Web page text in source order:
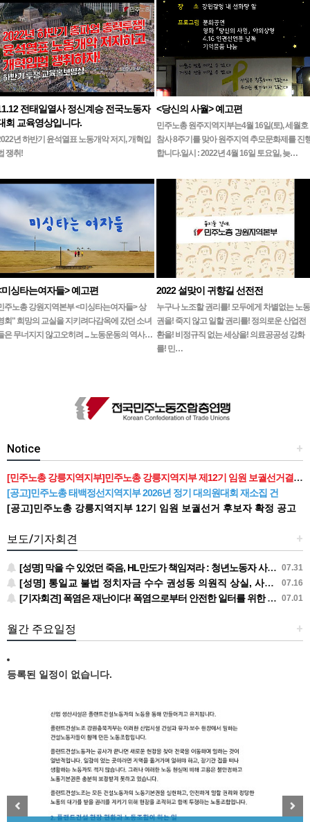
전태일열사 정신계승 전국노동자
회 교육영상입니다.
년 하반기 윤석열표 노동개악 저지, 개혁입
쟁취!
<당신의 사월> 예고편
민주노총 원주지역지부는4월 16일(토), 세월호
참사 8주기를 맞아 원주지역 추모문화제를 진
합니다.일시 : 2022년 4월 16일 토요일, 늦…
미싱타는여자들> 예고편
주노총 강원지역본부 <미싱타는여자들> 상
회" 희망의 교실을 지키려다감옥에 갔던 소녀
은 무너지지 않고오히려 ... 노동운동의 역사…
2022 설맞이 귀향길 선전전
누구나 노조할 권리를! 모두에게 차별없는 노동
권을! 죽지 않고 일할 권리를! 정의로운 산업전
환을! 비정규직 없는 세상을! 의료공공성 강화
를! 민…
+
Notice
[민주노총 강릉지역지부]민주노총 강릉지역지부 제12기 임원 보궐선거결과 공고
[공고]민주노총 태백정선지역지부 2026년 정기 대의원대회 재소집 건
[공고]민주노총 강릉지역지부 12기 임원 보궐선거 후보자 확정 공고
+
보도/기자회견
07.31
[성명] 막을 수 있었던 죽음, HL만도가 책임져라 : 청년노동자 사망사고의 철저한 진상규명과 재발방지 대책 마련하라
07.16
[성명] 통일교 불법 정치자금 수수 권성동 의원직 상실, 사필귀정이다
07.01
[기자회견] 폭염은 재난이다! 폭염으로부터 안전한 일터를 위한 민주노총 강원지역본부 폭염감시단 선포 기자회견
+
월간 주요일정
등록된 일정이 없습니다.